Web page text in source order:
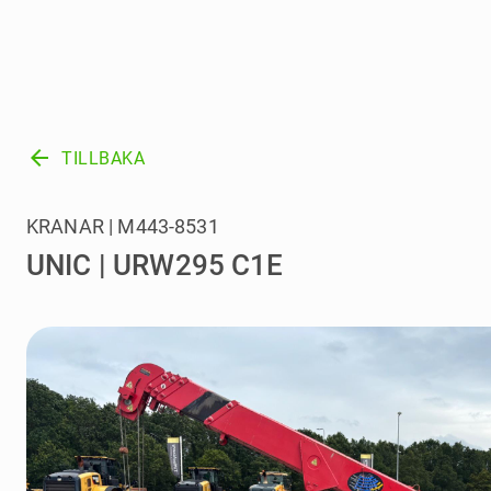
arrow_back TILLBAKA
UNIC | URW295 C1E
KRANAR | M443-8531